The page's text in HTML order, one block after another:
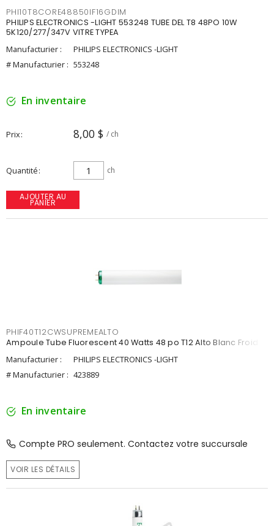
PHI10T8CORE48850IF16GDIM
PHILIPS ELECTRONICS -LIGHT 553248 TUBE DEL T8 48PO 10W
5K120/277/347V VITRE TYPEA
Manufacturier :
PHILIPS ELECTRONICS -LIGHT
# Manufacturier : 553248
En inventaire
Prix 8,00 $ / ch
Quantité ch
AJOUTER AU
PANIER
PHIF40T12CWSUPREMEALTO
Ampoule Tube Fluorescent 40 Watts 48 po T12 Alto Blanc Froid
Manufacturier :
PHILIPS ELECTRONICS -LIGHT
# Manufacturier : 423889
En inventaire
Compte PRO seulement. Contactez votre succursale
VOIR LES DÉTAILS